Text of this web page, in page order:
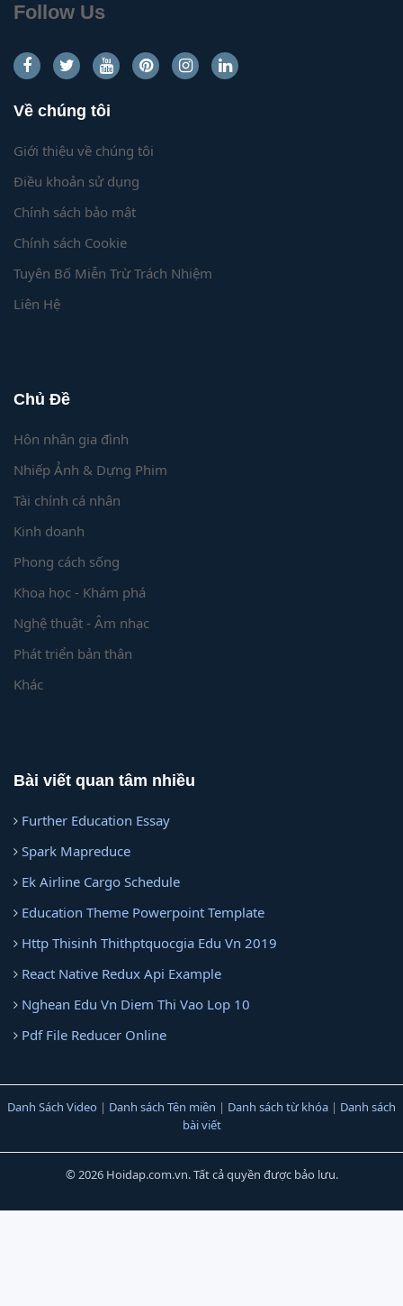
Follow Us
Về chúng tôi
Giới thiệu về chúng tôi
Điều khoản sử dụng
Chính sách bảo mật
Chính sách Cookie
Tuyên Bố Miễn Trừ Trách Nhiệm
Liên Hệ
Chủ Đề
Hôn nhân gia đình
Nhiếp Ảnh & Dựng Phim
Tài chính cá nhân
Kinh doanh
Phong cách sống
Khoa học - Khám phá
Nghệ thuật - Âm nhạc
Phát triển bản thân
Khác
Bài viết quan tâm nhiều
Further Education Essay
Spark Mapreduce
Ek Airline Cargo Schedule
Education Theme Powerpoint Template
Http Thisinh Thithptquocgia Edu Vn 2019
React Native Redux Api Example
Nghean Edu Vn Diem Thi Vao Lop 10
Pdf File Reducer Online
Danh Sách Video | Danh sách Tên miền | Danh sách từ khóa | Danh sách
bài viết
© 2026 Hoidap.com.vn. Tất cả quyền được bảo lưu.